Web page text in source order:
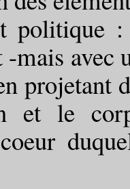
politique
-mais
projetant
et le